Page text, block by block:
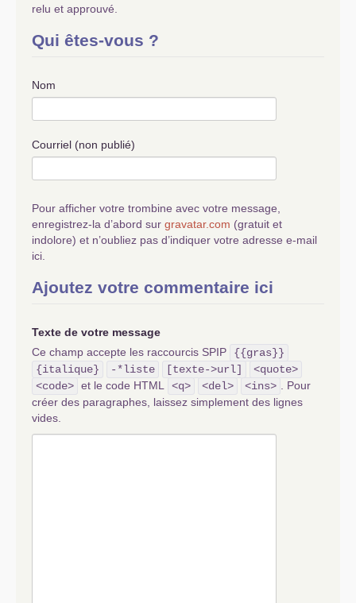
relu et approuvé.
Qui êtes-vous ?
Nom
Courriel (non publié)
Pour afficher votre trombine avec votre message,
enregistrez-la d’abord sur gravatar.com (gratuit et
indolore) et n’oubliez pas d’indiquer votre adresse e-mail
ici.
Ajoutez votre commentaire ici
Texte de votre message
Ce champ accepte les raccourcis SPIP
{{gras}}
{italique}
-*liste [texte->url]
<quote>
<code> et le code HTML <q> <del> <ins> . Pour
créer des paragraphes, laissez simplement des lignes
vides.